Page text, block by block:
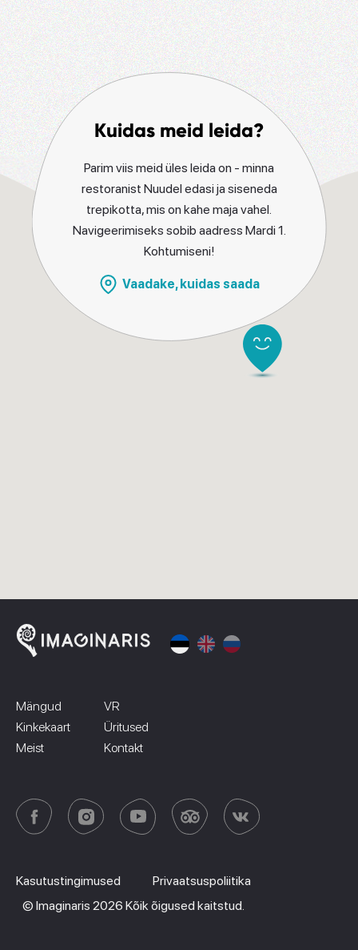
Kuidas meid leida?
Parim viis meid üles leida on - minna
restoranist Nuudel edasi ja siseneda
trepikotta, mis on kahe maja vahel.
Navigeerimiseks sobib aadress Mardi 1.
Kohtumiseni!
Vaadake, kuidas saada
Mängud
VR
Kinkekaart
Üritused
Meist
Kontakt
© Imaginaris 2026 Kõik õigused kaitstud.
Kasutustingimused Privaatsuspoliitika